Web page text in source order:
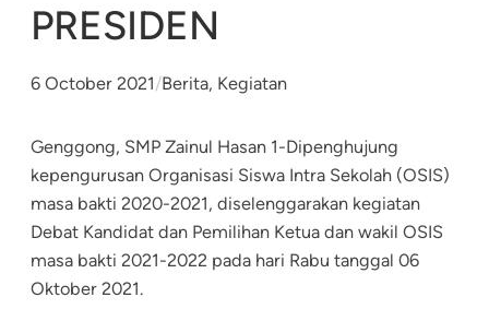
PRESIDEN
6 October 2021/Berita, Kegiatan
Genggong, SMP Zainul Hasan 1-Dipenghujung
kepengurusan Organisasi Siswa Intra Sekolah (OSIS)
masa bakti 2020-2021, diselenggarakan kegiatan
Debat Kandidat dan Pemilihan Ketua dan wakil OSIS
masa bakti 2021-2022 pada hari Rabu tanggal 06
Oktober 2021.